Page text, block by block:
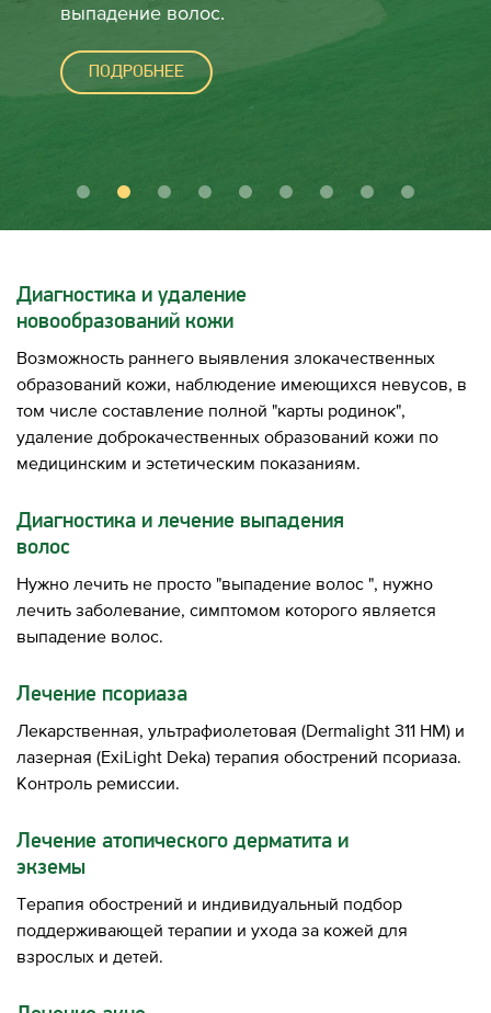
выпадение волос.
ПОДРОБНЕЕ
Диагностика и удаление
новообразований кожи
Возможность раннего выявления злокачественных
образований кожи, наблюдение имеющихся невусов, в
том числе составление полной "карты родинок",
удаление доброкачественных образований кожи по
медицинским и эстетическим показаниям.
Диагностика и лечение выпадения
волос
Нужно лечить не просто "выпадение волос ", нужно
лечить заболевание, симптомом которого является
выпадение волос.
Лечение псориаза
Лекарственная, ультрафиолетовая (Dermalight 311 HM) и
лазерная (ExiLight Deka) терапия обострений псориаза.
Контроль ремиссии.
Лечение атопического дерматита и
экземы
Терапия обострений и индивидуальный подбор
поддерживающей терапии и ухода за кожей для
взрослых и детей.